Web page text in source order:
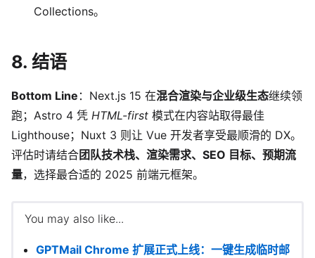
Collections。
8. 结语
Bottom Line ：Next.js 15 在混合渲染与企业级生态继续领
跑；Astro 4 凭 HTML-first 模式在内容站取得最佳
Lighthouse；Nuxt 3 则让 Vue 开发者享受最顺滑的 DX。
评估时请结合团队技术栈、渲染需求、SEO 目标、预期流
量，选择最合适的 2025 前端元框架。
You may also like...
GPTMail Chrome 扩展正式上线：一键生成临时邮